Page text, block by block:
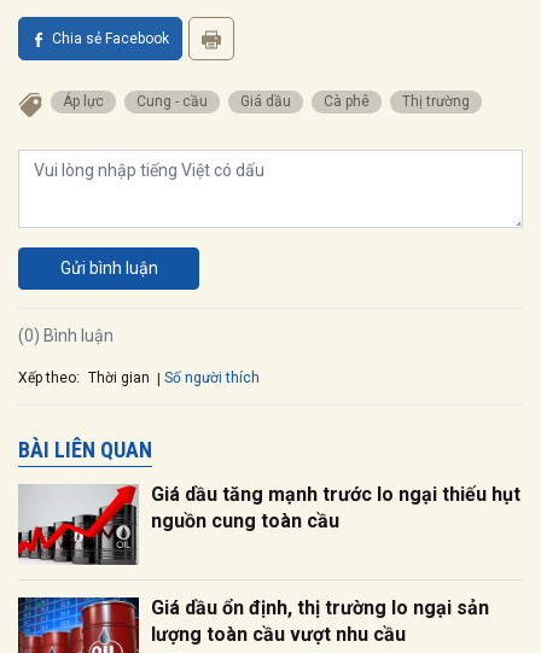
Chia sẻ Facebook
Áp lực Cung - cầu Giá dầu Cà phê Thị trường
Gửi bình luận
(0) Bình luận
Xếp theo: Thời gian Số người thích
BÀI LIÊN QUAN
Giá dầu tăng mạnh trước lo ngại thiếu hụt
nguồn cung toàn cầu
Giá dầu ổn định, thị trường lo ngại sản
lượng toàn cầu vượt nhu cầu